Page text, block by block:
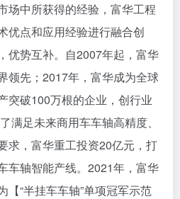
场中所获得的经验，富华工程
优点和应用经验进行融合创
优势互补。自2007年起，富华
领先；2017年，富华成为全球
突破100万根的企业，创行业
满足未来商用车车轴高精度、
求，富华重工投资20亿元，打
车轴智能产线。2021年，富华
【“半挂车车轴”单项冠军示范